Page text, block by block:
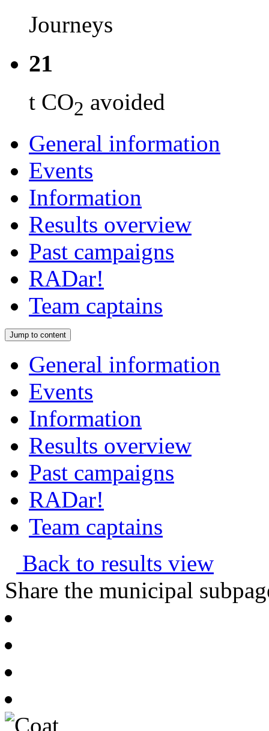
Journeys
21
t CO2 avoided
General information
Events
Information
Results overview
Past campaigns
RADar!
Team captains
Jump to content
General information
Events
Information
Results overview
Past campaigns
RADar!
Team captains
Back to results view
Share the municipal